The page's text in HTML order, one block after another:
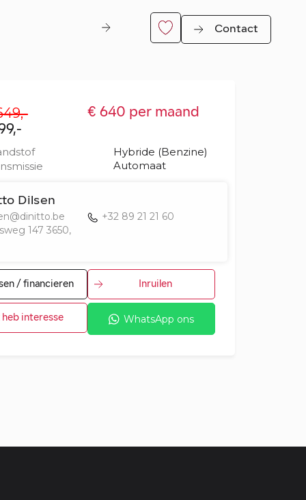
Contact
€ 640 per maand
Hybride (Benzine)
Automaat
Dilsen
+32 89 21 21 60
147 3650,
/ financieren Inruilen
heb interesse WhatsApp ons